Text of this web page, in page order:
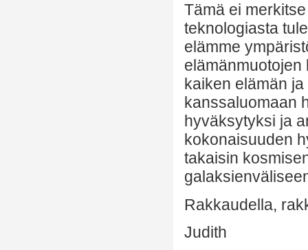
Tämä ei
teknologiasta
elämme
kaiken elämän
kanssaluomaan
hyväksytyksi ja
kokonaisuuden
takaisin
Rakkaudella,
Judith